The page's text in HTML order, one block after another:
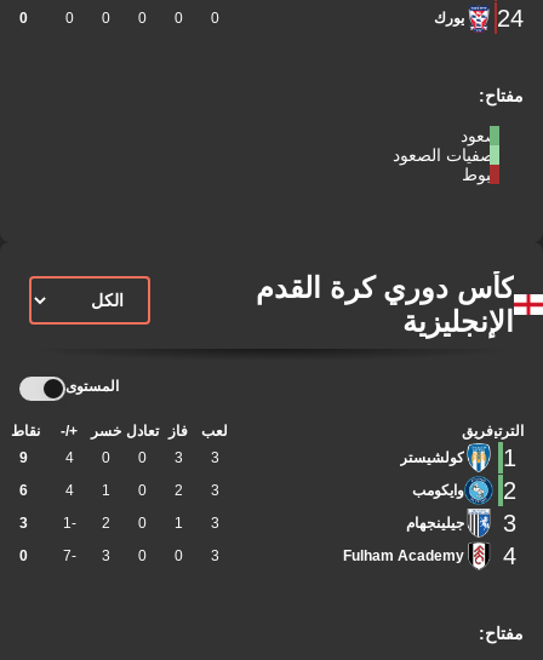
مفتاح:
صعود
تصفيات الصعود
هبوط
24 يورك 0
0
0
0
0
0
كأس دوري كرة القدم
الإنجليزية
المستوى
مفتاح:
الترتيبفريق لعب فاز تعادل خسر +/- نقاط
1 كولشيستر 3
3
0
0
4
9
2 وايكومب 3
2
0
1
4
6
3 جيلينجهام 3
1
0
2
-1
3
4
Fulham Academy
3
0
0
3
-7
0